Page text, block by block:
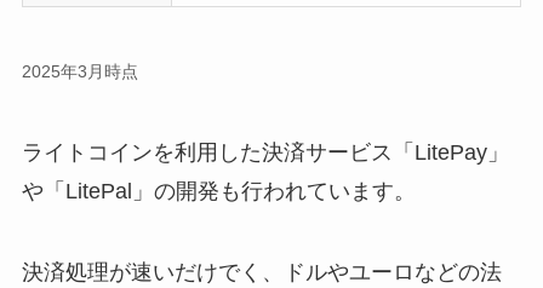
2025年3月時点
ライトコインを利用した決済サービス「LitePay」
や「LitePal」の開発も行われています。
決済処理が速いだけでく、ドルやユーロなどの法